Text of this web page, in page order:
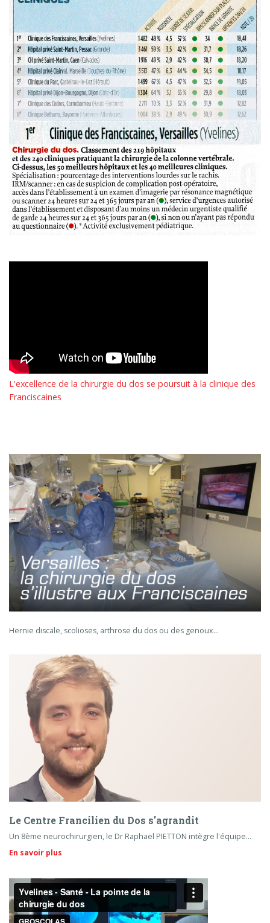
L'excellence de la chirurgie du dos se poursuit à la clinique des
Franciscaines
Hernie discale, scolioses, arthrose du dos ou des genoux…
Le Centre Francilien du Dos s'agrandit
Un 8ème neurochirurgien, le Dr Raphaël PIETTON intègre l'équipe...
En savoir plus